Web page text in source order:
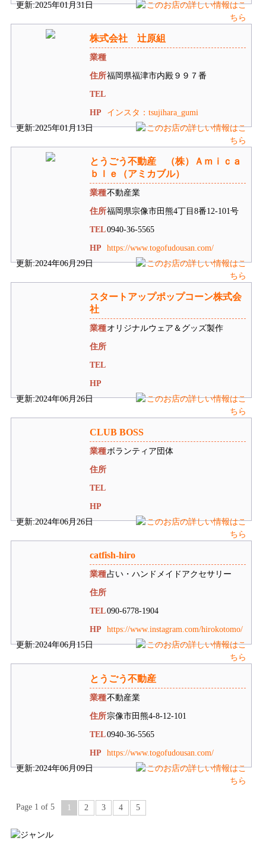
更新:2025年01月31日
株式会社 辻原組
業種
住所福岡県福津市内殿９９７番
TEL
HP
インスタ：tsujihara_gumi
更新:2025年01月13日
とうごう不動産 （株）Ａｍｉｃａ
ｂｌｅ（アミカブル）
業種不動産業
住所福岡県宗像市田熊4丁目8番12-101号
TEL0940-36-5565
HP
https://www.togofudousan.com/
更新:2024年06月29日
スタートアップポップコーン株式会
社
業種オリジナルウェア＆グッズ製作
住所
TEL
HP
更新:2024年06月26日
CLUB BOSS
業種ボランティア団体
住所
TEL
HP
更新:2024年06月26日
catfish-hiro
業種占い・ハンドメイドアクセサリー
住所
TEL090-6778-1904
HP
https://www.instagram.com/hirokotomo/
更新:2024年06月15日
とうごう不動産
業種不動産業
住所宗像市田熊4-8-12-101
TEL0940-36-5565
HP
https://www.togofudousan.com/
更新:2024年06月09日
Page 1 of 5 1 2 3 4 5